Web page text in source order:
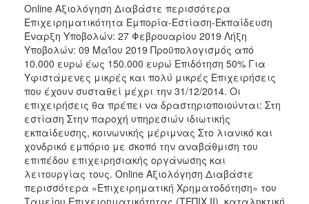
Online Αξιολόγηση Διαβάστε περισσότερα
Επιχειρηματικότητα Εμπορία-Εστίαση-Εκπαίδευση ​
Έναρξη Υποβολών: 27 Φεβρουαρίου 2019 Λήξη
Υποβολών: 09 Μαΐου 2019 Προϋπολογισμός από
10.000 ευρώ έως 150.000 ευρώ Επιδότηση 50% Για
Υφιστάμενες μικρές και πολύ μικρές Επιχειρήσεις
που έχουν συσταθεί μέχρι την 31/12/2014. Οι
επιχειρήσεις θα πρέπει να δραστηριοποιούνται: Στη
εστίαση Στην παροχή υπηρεσιών ιδιωτικής
εκπαίδευσης, κοινωνικής μέριμνας Στο λιανικό και
χονδρικό εμπόριο με σκοπό την αναβάθμιση του
επιπέδου επιχειρησιακής οργάνωσης και
λειτουργίας τους. Online Αξιολόγηση Διαβάστε
περισσότερα «Επιχειρηματική Χρηματοδότηση» του
Ταμείου Επιχειρηματικότητας (ΤΕΠΙΧ ΙΙ) ​ καταληκτική